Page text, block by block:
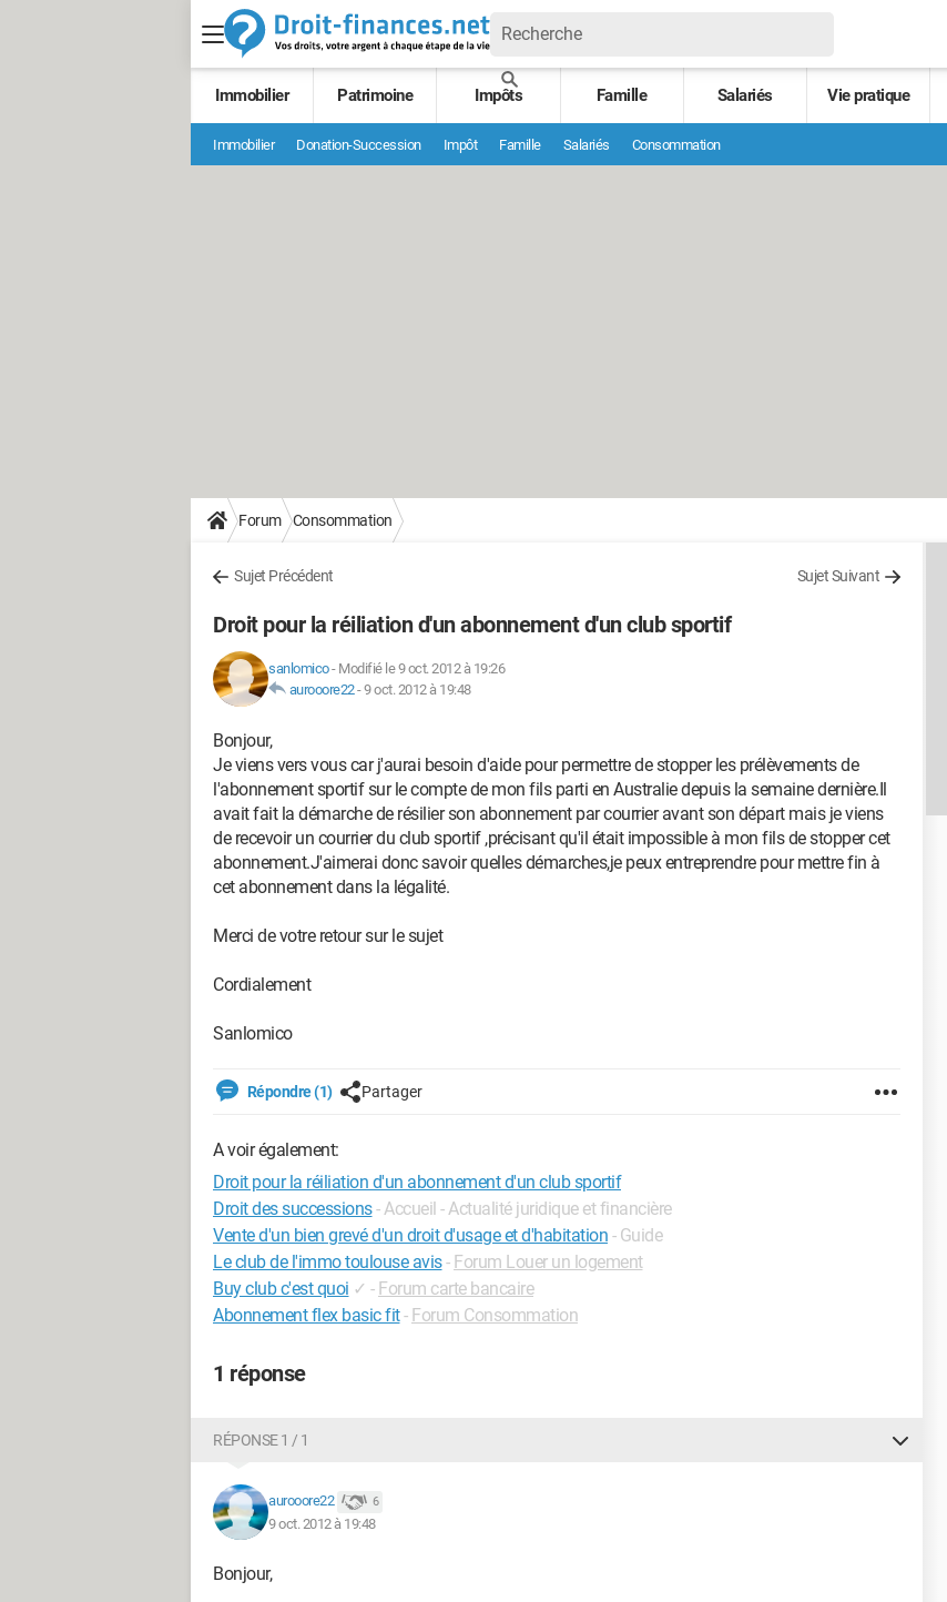
Immobilier Patrimoine Impôts Famille Salariés Vie pratique
Immobilier Donation-Succession Impôt Famille Salariés Consommation
Forum Consommation
Sujet Précédent Sujet Suivant
Droit pour la réiliation d'un abonnement d'un club sportif
sanlomico- Modifié le 9 oct. 2012 à 19:26
aurooore22-9 oct. 2012 à 19:48
Bonjour,
Je viens vers vous car j'aurai besoin d'aide pour permettre de stopper les prélèvements de
l'abonnement sportif sur le compte de mon fils parti en Australie depuis la semaine dernière.Il
avait fait la démarche de résilier son abonnement par courrier avant son départ mais je viens
de recevoir un courrier du club sportif ,précisant qu'il était impossible à mon fils de stopper cet
abonnement.J'aimerai donc savoir quelles démarches,je peux entreprendre pour mettre fin à
cet abonnement dans la légalité.
Merci de votre retour sur le sujet
Cordialement
Sanlomico
Répondre (1) Partager
A voir également:
Droit pour la réiliation d'un abonnement d'un club sportif
Droit des successions- Accueil - Actualité juridique et financière
Vente d'un bien grevé d'un droit d'usage et d'habitation - Guide
Le club de l'immo toulouse avis- Forum Louer un logement
Buy club c'est quoi ✓ - Forum carte bancaire
Abonnement flex basic fit- Forum Consommation
1 réponse
RÉPONSE 1 / 1
aurooore22 6
9 oct. 2012 à 19:48
Bonjour,